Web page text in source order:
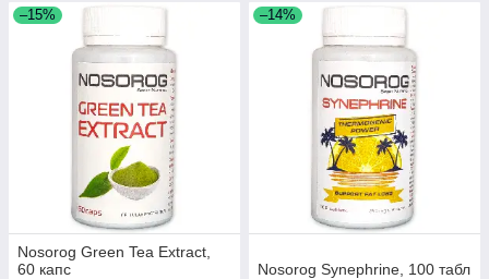
–15%
Nosorog Green Tea Extract,
60 капс
–14%
Nosorog Synephrine, 100 табл